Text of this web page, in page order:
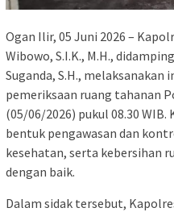
Ogan Ilir, 05 Juni 2026 –
Wibowo, S.I.K., M.H.,
Suganda, S.H., melaksanakan
pemeriksaan ruang tahanan
(05/06/2026) pukul 08.30
bentuk pengawasan dan
kesehatan, serta kebersihan
dengan baik.
Dalam sidak tersebut,